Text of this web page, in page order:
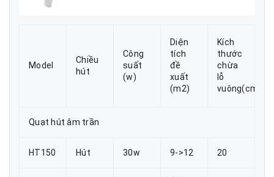
Model
Chiều
hút
Công
suất
(w)
Diện
tích
đề
xuất
(m2)
Kích
thước
chừa
lỗ
vuông(cm)
Quạt hút âm trần
HT150 Hút 30w 9->12 20